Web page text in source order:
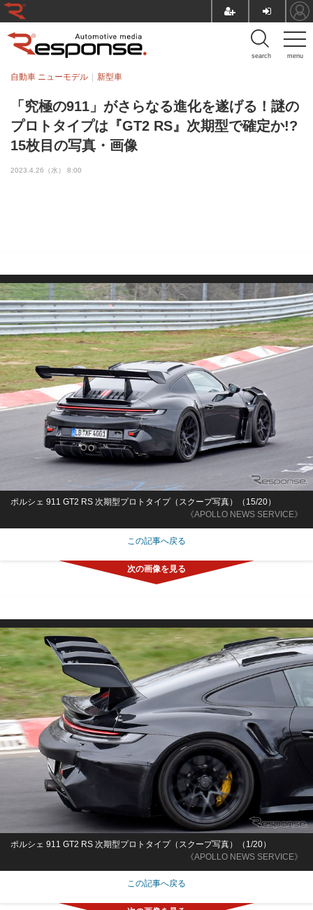
menu
search
「究極の911」がさらなる進化を遂げる！謎の
プロトタイプは『GT2 RS』次期型で確定か!?
15枚目の写真・画像
自動車 ニューモデル 新型車
2023.4.26（水） 8:00
《APOLLO NEWS SERVICE》
ポルシェ 911 GT2 RS 次期型プロトタイプ（スクープ写真）（15/20）
この記事へ戻る
《APOLLO NEWS SERVICE》
ポルシェ 911 GT2 RS 次期型プロトタイプ（スクープ写真）（1/20）
この記事へ戻る